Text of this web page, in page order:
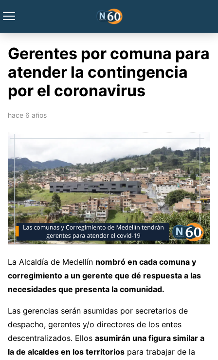
Gerentes por comuna para
atender la contingencia
por el coronavirus
hace 6 años
La Alcaldía de Medellín nombró en cada comuna y
corregimiento a un gerente que dé respuesta a las
necesidades que presenta la comunidad.
Las gerencias serán asumidas por secretarios de
despacho, gerentes y/o directores de los entes
descentralizados. Ellos asumirán una figura similar a
la de alcaldes en los territorios para trabajar de la